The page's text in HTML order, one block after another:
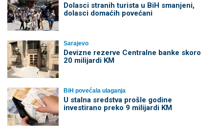
Dolasci stranih turista u BiH smanjeni,
dolasci domaćih povećani
Sarajevo
Devizne rezerve Centralne banke skoro
20 milijardi KM
BiH povećala ulaganja
U stalna sredstva prošle godine
investirano preko 9 milijardi KM